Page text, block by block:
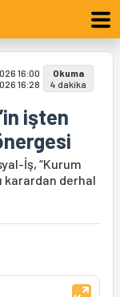
16:00
16:28
Okuma
4 dakika
işten
İş, “Kurum
karardan derhal